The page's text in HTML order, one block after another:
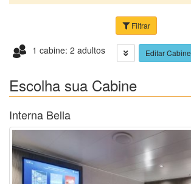
Filtrar
1 cabine: 2 adultos Editar Cabine
Escolha sua Cabine
Interna Bella